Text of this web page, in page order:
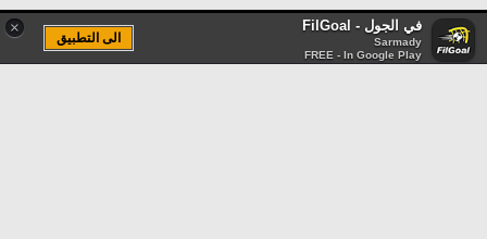
× في الجول - FilGoal
Sarmady
FREE - In Google Play
الى التطبيق